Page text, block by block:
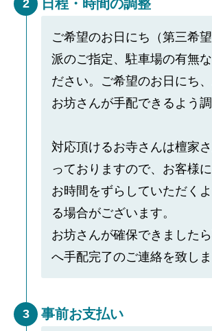
2 日程・時間の調整
ご希望のお日にち（第三希
派のご指定、駐車場の有無
ださい。ご希望のお日にち
お坊さんが手配できるよう調
対応頂けるお寺さんは檀家
っておりますので、お客様
お時間をずらしていただく
る場合がございます。
お坊さんが確保できました
へ手配完了のご連絡を致しま
3 事前お支払い